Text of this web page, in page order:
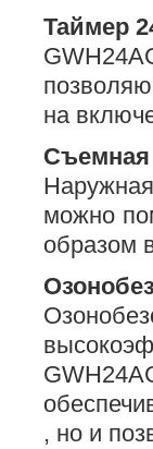
Таймер
на
Съемная
можно
образом
, но и